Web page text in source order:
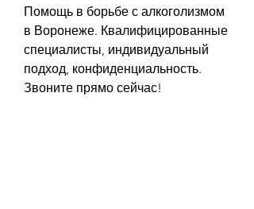
Помощь в борьбе с алкоголизмом
в Воронеже. Квалифицированные
специалисты, индивидуальный
подход, конфиденциальность.
Звоните прямо сейчас!